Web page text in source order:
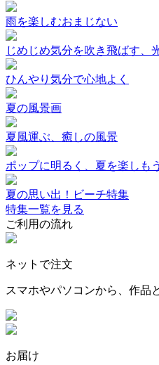
雨を楽しむおまじない
じめじめ気分を吹き飛ばす、
ひんやり気分で心地よく
夏の風景画
夏風運ぶ、癒しの風景
ポップに明るく、夏を楽しも
夏の思い出！ビーチ特集
特集一覧を見る
ご利用の流れ
ネットで注文
スマホやパソコンから、作品
お届け